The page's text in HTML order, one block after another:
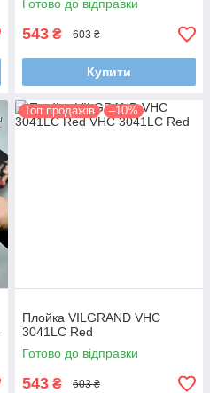
Готово до відправки
543 ₴ 603 ₴
Купити
Топ продажів –10%
Плойка VILGRAND VHC
3041LC Red
Готово до відправки
543 ₴ 603 ₴